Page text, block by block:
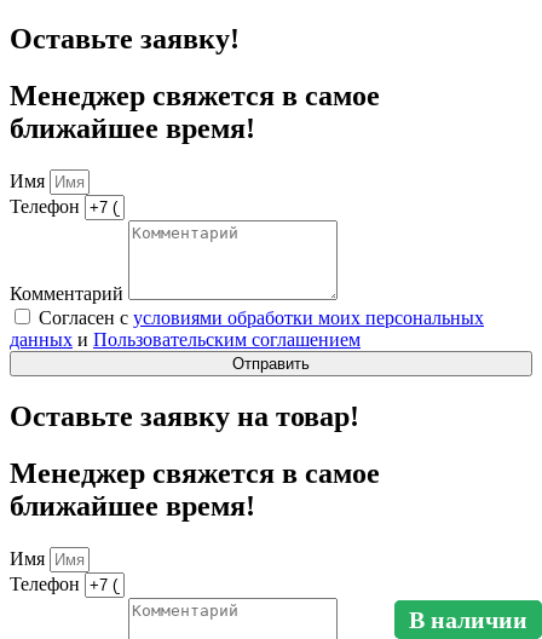
В наличии
В наличии
Оставьте заявку!
Менеджер свяжется в самое
ближайшее время!
Имя
Телефон
Комментарий
Согласен с условиями обработки моих персональных
данных и Пользовательским соглашением
Отправить
Оставьте заявку на товар!
Менеджер свяжется в самое
ближайшее время!
Имя
Телефон